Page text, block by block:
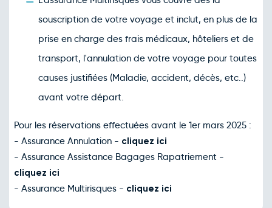
souscription de votre voyage et inclut, en plus de la
prise en charge des frais médicaux, hôteliers et de
transport, l'annulation de votre voyage pour toutes
causes justifiées (Maladie, accident, décès, etc..)
avant votre départ.
Pour les réservations effectuées avant le 1er mars 2025 :
- Assurance Annulation - cliquez ici
- Assurance Assistance Bagages Rapatriement -
cliquez ici
- Assurance Multirisques - cliquez ici